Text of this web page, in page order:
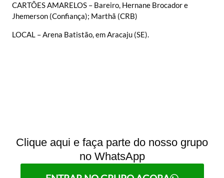
CARTÕES AMARELOS – Bareiro, Hernane Brocador e
Jhemerson (Confiança); Marthã (CRB)
LOCAL – Arena Batistão, em Aracaju (SE).
Clique aqui e faça parte do nosso grupo
no WhatsApp